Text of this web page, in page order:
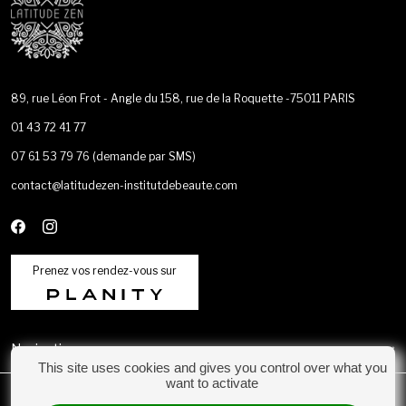
les résidus avec une serviette sèche roulée
Gommage au sucre : Rincez avec des gants ou
89, rue Léon Frot - Angle du 158, rue de la Roquette -75011 PARIS
01 43 72 41 77
07 61 53 79 76 (demande par SMS)
contact@latitudezen-institutdebeaute.com
Prenez vos rendez-vous sur
Navigation
This site uses cookies and gives you control over what you
want to activate